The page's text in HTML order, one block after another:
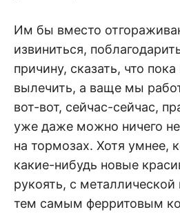
Им бы вместо
извиниться,
причину, сказать, что
вылечить, а ваще мы
вот-вот, сейчас-сейчас,
уже даже можно ничего не
на тормозах. Хотя умнее,
какие-нибудь новые
рукоять, с
тем самым ферритовым